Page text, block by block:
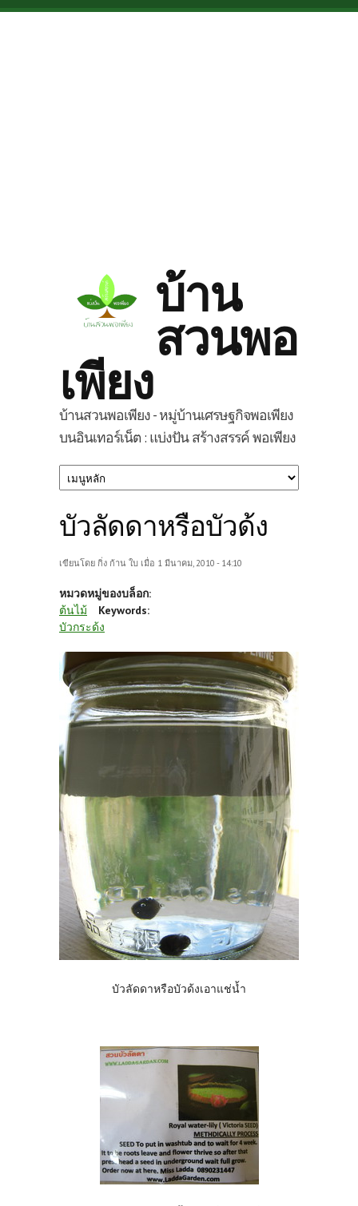
Skip to main content
บ้าน
สวนพอ
เพียง
บ้านสวนพอเพียง - หมู่บ้านเศรษฐกิจพอเพียง
บนอินเทอร์เน็ต : แบ่งปัน สร้างสรรค์ พอเพียง
บัวลัดดาหรือบัวด้ง
เขียนโดย กิ่ง ก้าน ใบ เมื่อ 1 มีนาคม, 2010 - 14:10
หมวดหมู่ของบล็อก:
ต้นไม้
Keywords:
บัวกระด้ง
บัวลัดดาหรือบัวด้งเอาแช่น้ำ